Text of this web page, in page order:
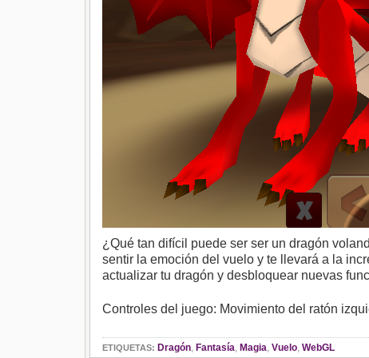
¿Qué tan difícil puede ser ser un dragón
sentir la emoción del vuelo y te llevará a la
actualizar tu dragón y desbloquear nuevas
Controles del juego: Movimiento del ratón
ETIQUETAS: Dragón, Fantasía, Magia, Vuelo, WebGL